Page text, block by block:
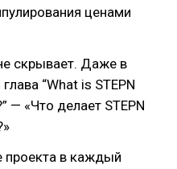
ценами
скрывает. Даже в
“What is STEPN
— «Что делает STEPN
проекта в каждый